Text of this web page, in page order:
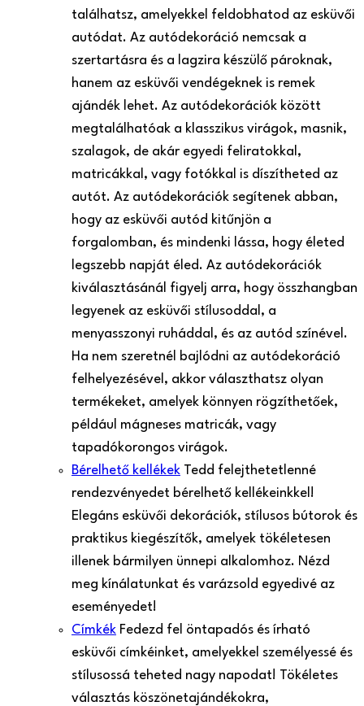
találhatsz, amelyekkel feldobhatod az esküvői
autódat. Az autódekoráció nemcsak a
szertartásra és a lagzira készülő pároknak,
hanem az esküvői vendégeknek is remek
ajándék lehet. Az autódekorációk között
megtalálhatóak a klasszikus virágok, masnik,
szalagok, de akár egyedi feliratokkal,
matricákkal, vagy fotókkal is díszítheted az
autót. Az autódekorációk segítenek abban,
hogy az esküvői autód kitűnjön a
forgalomban, és mindenki lássa, hogy életed
legszebb napját éled. Az autódekorációk
kiválasztásánál figyelj arra, hogy összhangban
legyenek az esküvői stílusoddal, a
menyasszonyi ruháddal, és az autód színével.
Ha nem szeretnél bajlódni az autódekoráció
felhelyezésével, akkor választhatsz olyan
termékeket, amelyek könnyen rögzíthetőek,
például mágneses matricák, vagy
tapadókorongos virágok.
Bérelhető kellékek Tedd felejthetetlenné
rendezvényedet bérelhető kellékeinkkel!
Elegáns esküvői dekorációk, stílusos bútorok és
praktikus kiegészítők, amelyek tökéletesen
illenek bármilyen ünnepi alkalomhoz. Nézd
meg kínálatunkat és varázsold egyedivé az
eseményedet!
Címkék Fedezd fel öntapadós és írható
esküvői címkéinket, amelyekkel személyessé és
stílusossá teheted nagy napodat! Tökéletes
választás köszönetajándékokra,